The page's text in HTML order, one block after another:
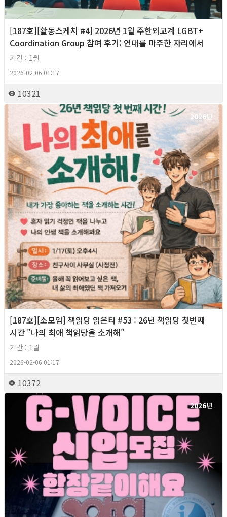
[187호][활동스케치 #4] 2026년 1월 주한외교계 LGBT+
Coordination Group 참여 후기: 연대를 마주한 자리에서
기간 : 1월
2026-02-06 01:17
10321
2026년
[187호][소모임] 책읽당 읽은티 #53 : 26년 책읽당 첫번째
시간 "나의 최애 책읽당을 소개해"
기간 : 1월
2026-02-06 01:17
10372
2026년